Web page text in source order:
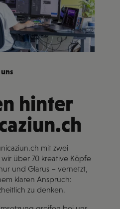
hinter
mit zwei
über 70 kreative Köpfe
und Glarus – vernetzt,
klaren Anspruch:
zu denken.